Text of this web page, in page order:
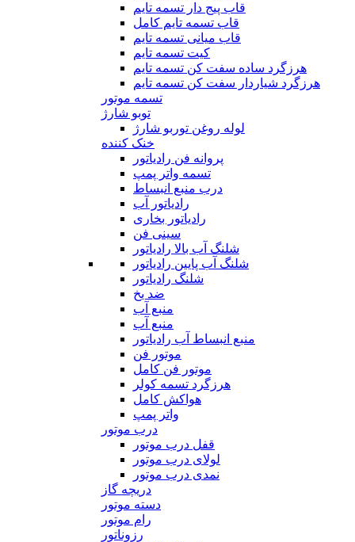
قاب پیج دار تسمه تایم
قاب تسمه تایم کامل
قاب میانی تسمه تایم
کیت تسمه تایم
هرزگرد ساده سفت کن تسمه تایم
هرزگرد شیاردار سفت کن تسمه تایم
تسمه موتور
توبو شارژ
لوله روغن توربو شارژ
خنک کننده
پروانه فن رادیاتور
تسمه واتر پمپ
درب منبع انبساط
رادیاتور آب
رادیاتور بخاری
سینی فن
شلنگ آب بالا رادیاتور
شلنگ آب پایین رادیاتور
شلنگ رادیاتور
ضد یخ
منبع آب
منبع آب
منبع انبساط آب رادیاتور
موتور فن
موتور فن کامل
هرزگرد تسمه کولر
هواکش کامل
واتر پمپ
درب موتور
قفل درب موتور
لولای درب موتور
نمدی درب موتور
دریچه گاز
دسته موتور
رام موتور
رزوناتور